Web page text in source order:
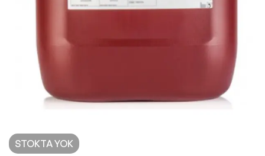
STOKTA YOK